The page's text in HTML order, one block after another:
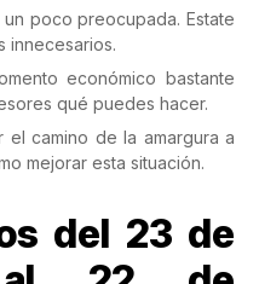
poco preocupada. Estate
innecesarios.
económico bastante
qué puedes hacer.
el camino de la amargura a
mejorar esta situación.
del 23 de